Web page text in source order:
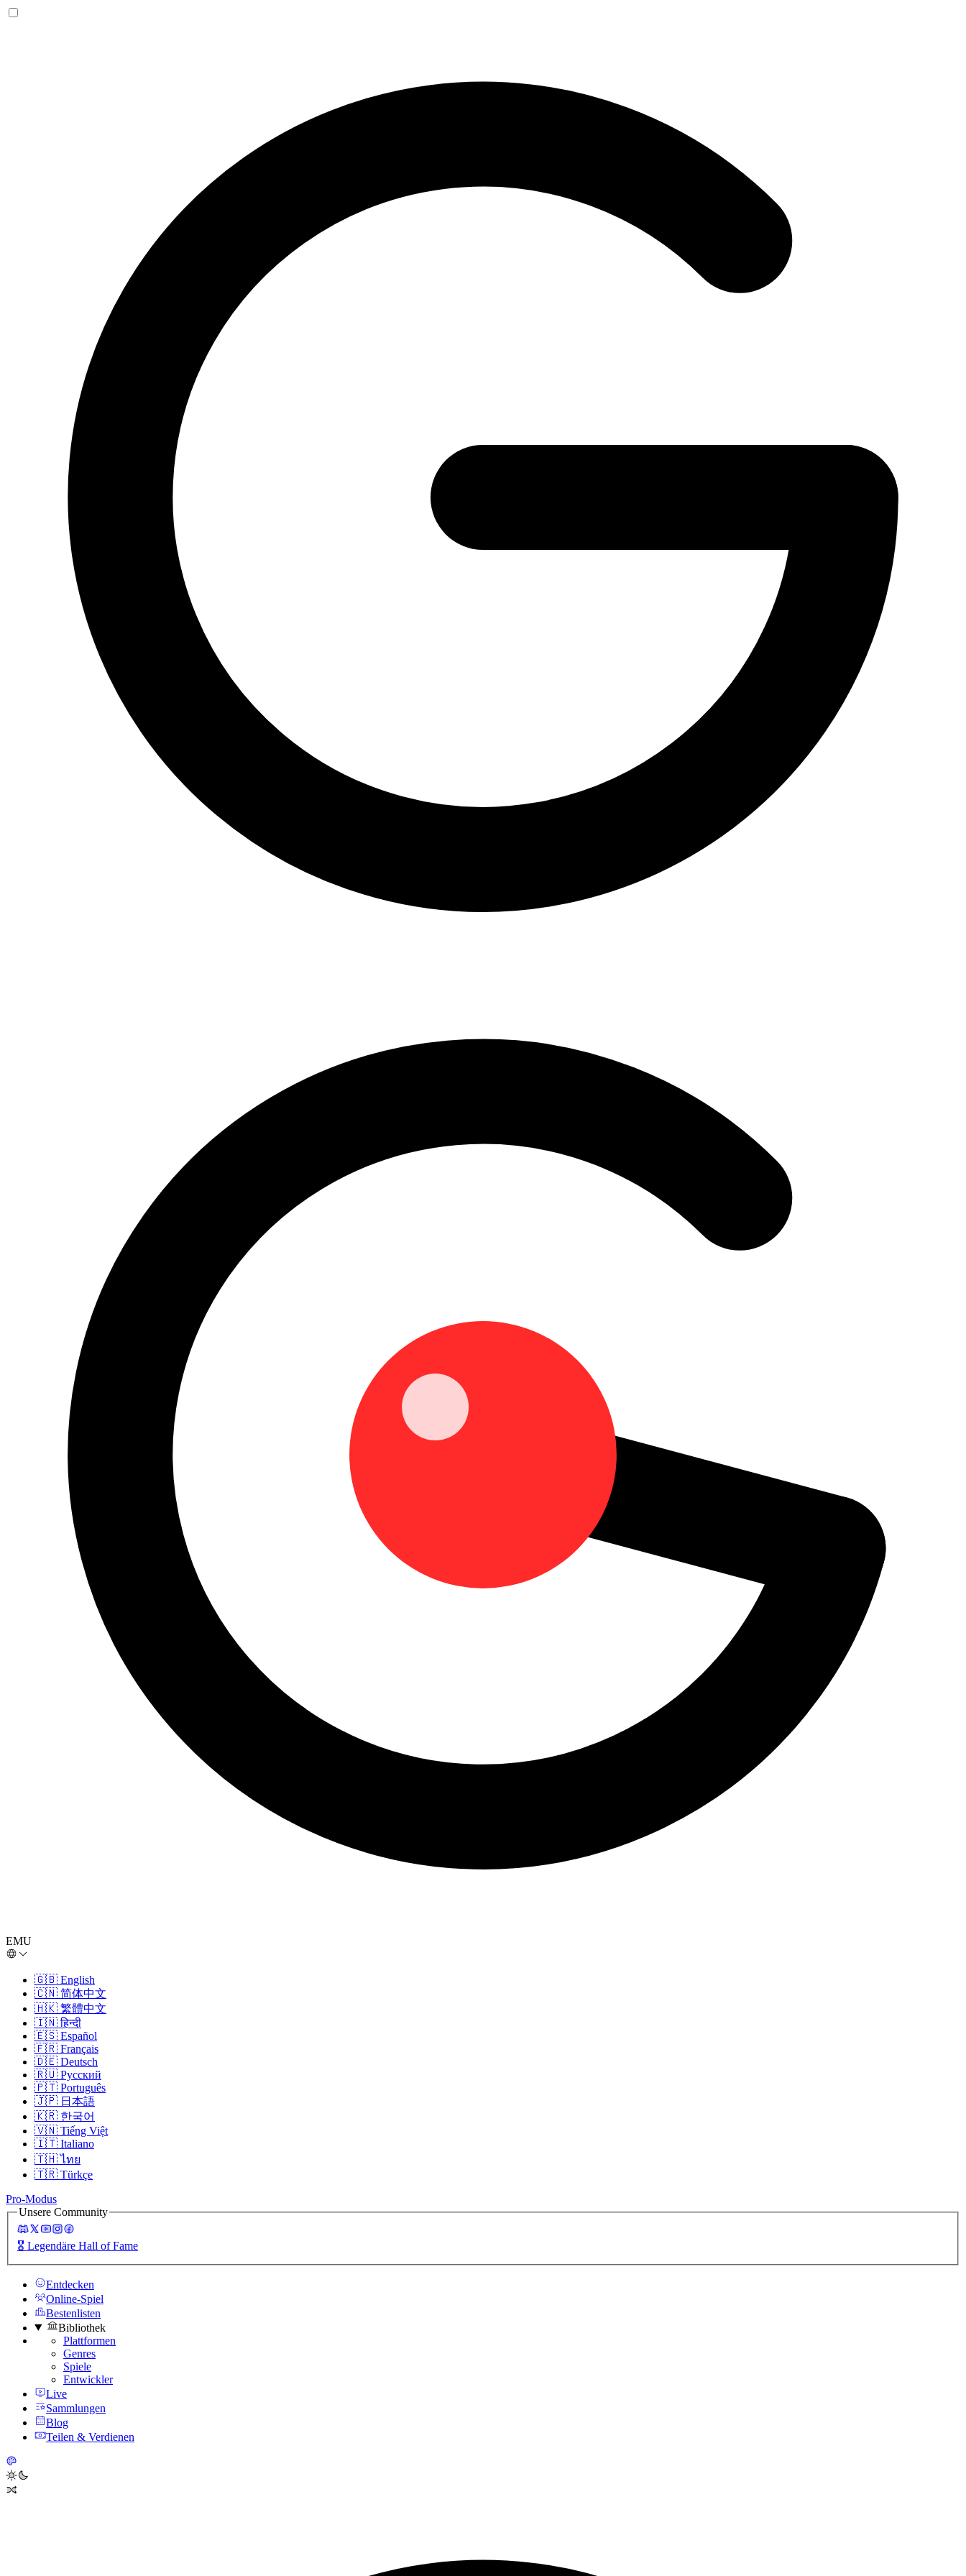
EMU
🇬🇧 English
🇨🇳 简体中文
🇭🇰 繁體中文
🇮🇳 हिन्दी
🇪🇸 Español
🇫🇷 Français
🇩🇪 Deutsch
🇷🇺 Русский
🇵🇹 Português
🇯🇵 日本語
🇰🇷 한국어
🇻🇳 Tiếng Việt
🇮🇹 Italiano
🇹🇭 ไทย
🇹🇷 Türkçe
Pro-Modus
Unsere Community
🎖️ Legendäre Hall of Fame
Entdecken
Online-Spiel
Bestenlisten
Bibliothek
Plattformen
Genres
Spiele
Entwickler
Live
Sammlungen
Blog
Teilen & Verdienen